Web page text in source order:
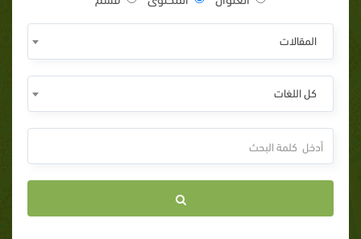
المقالات
كل اللغات